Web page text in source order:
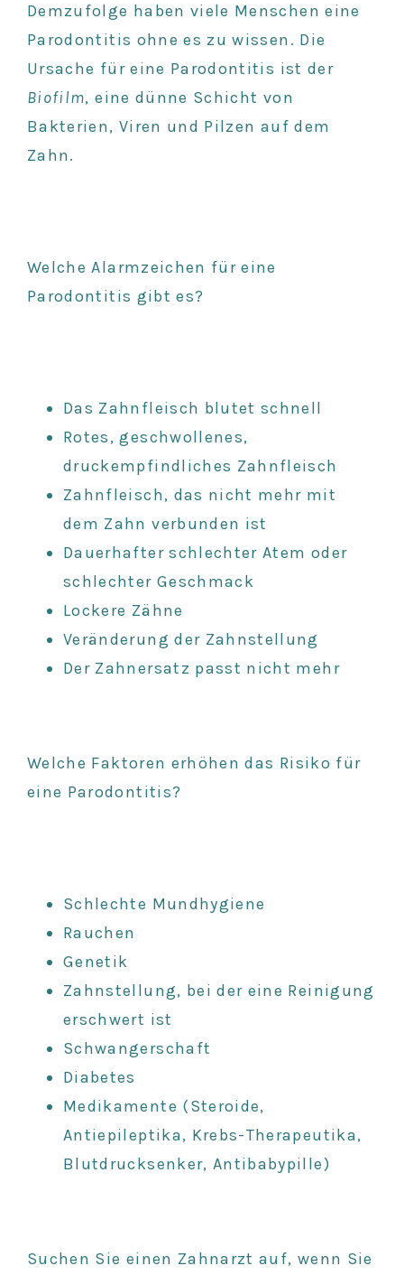
Demzufolge haben viele Menschen eine
Parodontitis ohne es zu wissen. Die
Ursache für eine Parodontitis ist der
Biofilm, eine dünne Schicht von
Bakterien, Viren und Pilzen auf dem
Zahn.
Welche Alarmzeichen für eine
Parodontitis gibt es?
Das Zahnfleisch blutet schnell
Rotes, geschwollenes,
druckempfindliches Zahnfleisch
Zahnfleisch, das nicht mehr mit
dem Zahn verbunden ist
Dauerhafter schlechter Atem oder
schlechter Geschmack
Lockere Zähne
Veränderung der Zahnstellung
Der Zahnersatz passt nicht mehr
Welche Faktoren erhöhen das Risiko für
eine Parodontitis?
Schlechte Mundhygiene
Rauchen
Genetik
Zahnstellung, bei der eine Reinigung
erschwert ist
Schwangerschaft
Diabetes
Medikamente (Steroide,
Antiepileptika, Krebs-Therapeutika,
Blutdrucksenker, Antibabypille)
Suchen Sie einen Zahnarzt auf, wenn Sie